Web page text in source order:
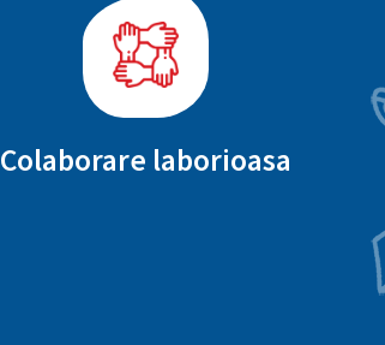
Colaborare laborioasa